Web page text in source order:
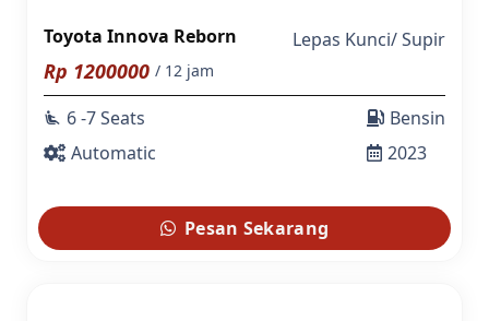
Toyota Innova Reborn Lepas Kunci/Supir
Rp 1200000 / 12 jam
airline_seat_recline_extra 6 -7 Seats
Automatic
Bensin
2023
Pesan Sekarang